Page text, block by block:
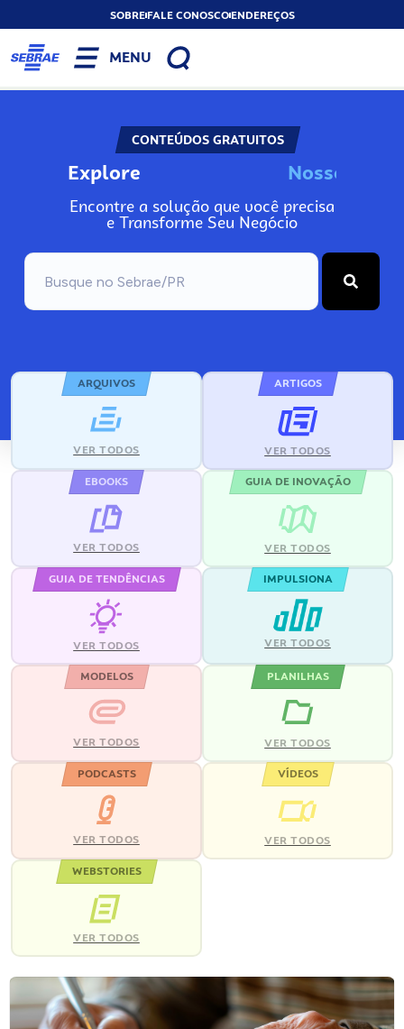
SOBREFALE CONOSCOENDEREÇOS
MENU
CONTEÚDOS GRATUITOS
Explore No
Encontre a solução que você precisa
e Transforme Seu Negócio
ARQUIVOS
VER TODOS
ARTIGOS
VER TODOS
EBOOKS
VER TODOS
GUIA DE INOVAÇÃO
VER TODOS
GUIA DE TENDÊNCIAS
VER TODOS
IMPULSIONA
VER TODOS
MODELOS
VER TODOS
PLANILHAS
VER TODOS
PODCASTS
VER TODOS
VÍDEOS
VER TODOS
WEBSTORIES
VER TODOS